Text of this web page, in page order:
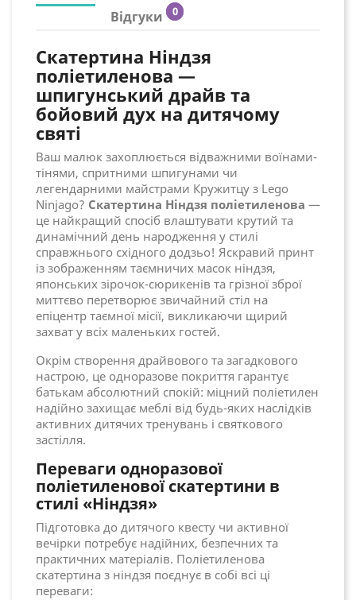
Відгуки
0
Скатертина Ніндзя
поліетиленова —
шпигунський драйв та
бойовий дух на дитячому
святі
Ваш малюк захоплюється відважними воїнами-
тінями, спритними шпигунами чи
легендарними майстрами Кружитцу з Lego
Ninjago? Скатертина Ніндзя поліетиленова —
це найкращий спосіб влаштувати крутий та
динамічний день народження у стилі
справжнього східного додзьо! Яскравий принт
із зображенням таємничих масок ніндзя,
японських зірочок-сюрикенів та грізної зброї
миттєво перетворює звичайний стіл на
епіцентр таємної місії, викликаючи щирий
захват у всіх маленьких гостей.
Окрім створення драйвового та загадкового
настрою, це одноразове покриття гарантує
батькам абсолютний спокій: міцний поліетилен
надійно захищає меблі від будь-яких наслідків
активних дитячих тренувань і святкового
застілля.
Переваги одноразової
поліетиленової скатертини в
стилі «Ніндзя»
Підготовка до дитячого квесту чи активної
вечірки потребує надійних, безпечних та
практичних матеріалів. Поліетиленова
скатертина з ніндзя поєднує в собі всі ці
переваги: